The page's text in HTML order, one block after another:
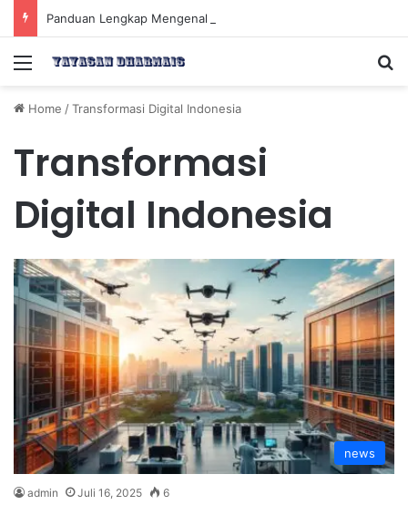
Menu
Home /Transformasi Digital Indonesia
Transformasi
Digital Indonesia
news
admin Juli 16, 2025 6